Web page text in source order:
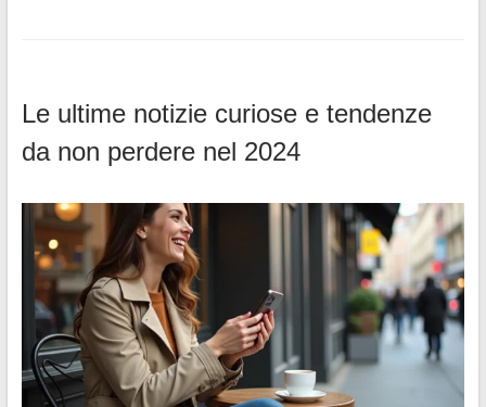
Le ultime notizie curiose e tendenze
da non perdere nel 2024